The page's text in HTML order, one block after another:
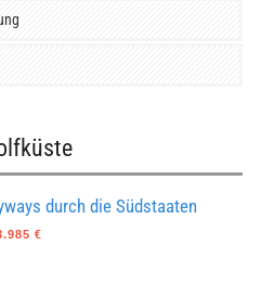
durch die Südstaaten
€